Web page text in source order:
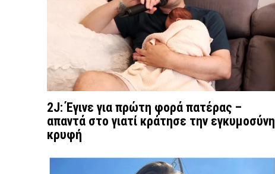
2J: Έγινε για πρώτη φορά πατέρας –
απαντά στο γιατί κράτησε την εγκυμοσύνη
κρυφή